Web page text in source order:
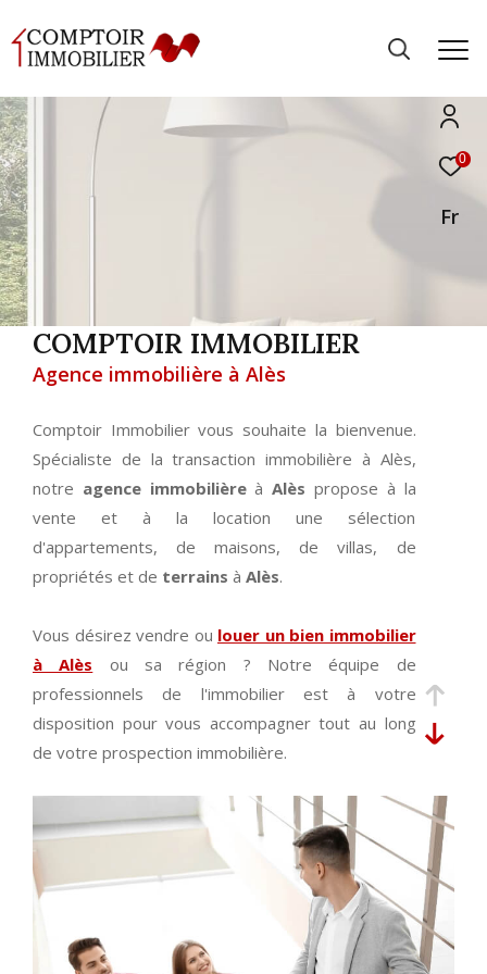
0
Fr
COMPTOIR IMMOBILIER
Agence immobilière à Alès
Comptoir Immobilier vous souhaite la bienvenue.
Spécialiste de la transaction immobilière à Alès,
notre agence immobilièreàAlès propose à la
vente et à la location une sélection
d'appartements, de maisons, de villas, de
propriétés et de terrains à Alès.
Vous désirez vendre ou louer un bien immobilier
à Alès ou sa région ? Notre équipe de
professionnels de l'immobilier est à votre
disposition pour vous accompagner tout au long
de votre prospection immobilière.
Découvrez en ligne ou dans notre agence
immobilière à Alès nos exclusivités et nos coups
de cœur du moment. Vous trouverez de
nombreuses
annonces immobilières à Alèset
ses alentours pour tout type de transaction (achat,
vente, location) et pour tout type de bien